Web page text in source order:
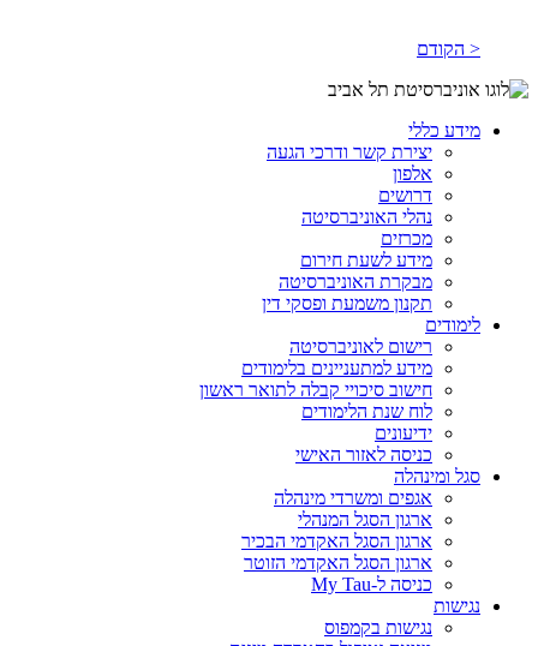
< הקודם
מידע כללי
יצירת קשר ודרכי הגעה
אלפון
דרושים
נהלי האוניברסיטה
מכרזים
מידע לשעת חירום
מבקרת האוניברסיטה
תקנון משמעת ופסקי דין
לימודים
רישום לאוניברסיטה
מידע למתעניינים בלימודים
חישוב סיכויי קבלה לתואר ראשון
לוח שנת הלימודים
ידיעונים
כניסה לאזור האישי
סגל ומינהלה
אגפים ומשרדי מינהלה
ארגון הסגל המנהלי
ארגון הסגל האקדמי הבכיר
ארגון הסגל האקדמי הזוטר
כניסה ל-My Tau
נגישות
נגישות בקמפוס